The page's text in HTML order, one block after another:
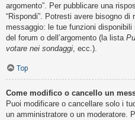
argomento”. Per pubblicare una
“Rispondi”. Potresti avere bisogno
messaggio: le tue funzioni
del forum o dell’argomento (la lista
votare nei sondaggi , ecc.).
Top
Come modifico o cancello un
Puoi modificare o cancellare solo i
un amministratore o un moderatore.